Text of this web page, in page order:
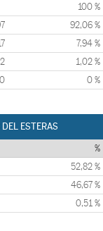
100 %
92,06 %
7,94 %
2 1,02 %
0 0 %
ESTERAS
%
52,82 %
46,67 %
0,51 %